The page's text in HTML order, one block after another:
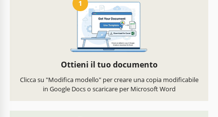
1
Ottieni il tuo documento
Clicca su "Modifica modello" per creare una copia modificabile
in Google Docs o scaricare per Microsoft Word